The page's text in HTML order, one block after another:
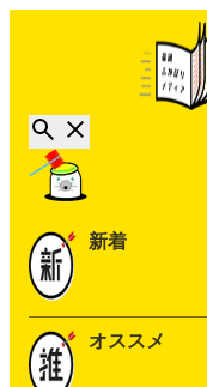
新着
オススメ